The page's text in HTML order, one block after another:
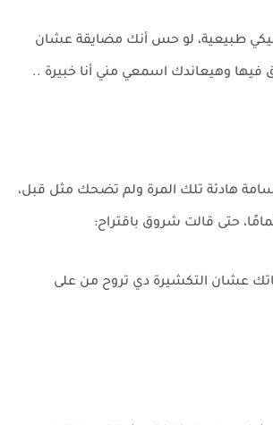
طبيعية، لو حس أنك مضايقة عشان
وهيعاندك اسمعي مني أنا خبيرة ..
هادئة تلك المرة ولم تضحك مثل قبل،
حتى قالت شروق باقتراح:
عشان التكشيرة دي تروح من على